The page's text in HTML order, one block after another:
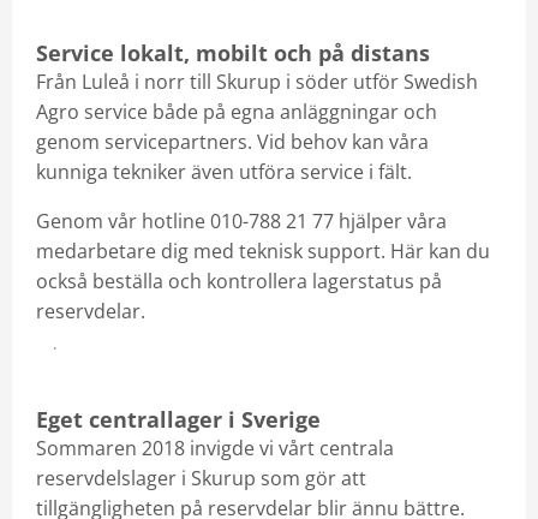
Service lokalt, mobilt och på distans
Från Luleå i norr till Skurup i söder utför Swedish
Agro service både på egna anläggningar och
genom servicepartners. Vid behov kan våra
kunniga tekniker även utföra service i fält.
Genom vår hotline 010-788 21 77 hjälper våra
medarbetare dig med teknisk support. Här kan du
också beställa och kontrollera lagerstatus på
reservdelar.
Hitta din närmaste verkstad
Eget centrallager i Sverige
Sommaren 2018 invigde vi vårt centrala
reservdelslager i Skurup som gör att
tillgängligheten på reservdelar blir ännu bättre.